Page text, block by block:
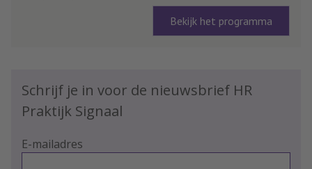
Bekijk het programma
Schrijf je in voor de nieuwsbrief HR
Praktijk Signaal
E-mailadres